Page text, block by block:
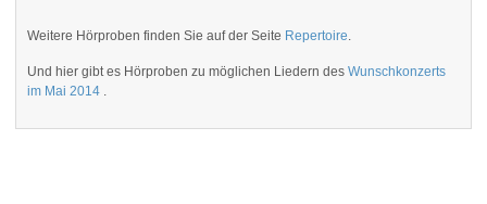
Weitere Hörproben finden Sie auf der Seite Repertoire.
Und hier gibt es Hörproben zu möglichen Liedern des Wunschkonzerts
im Mai 2014 .